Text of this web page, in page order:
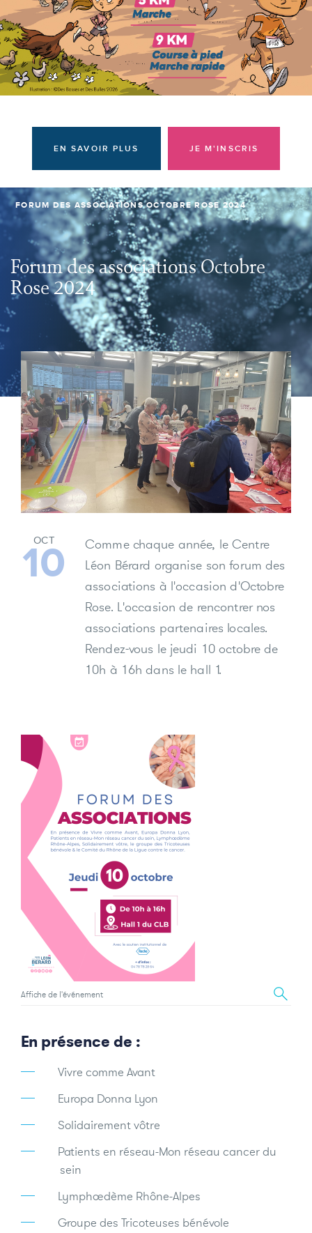
Actualités
Prendre rendez-vous
EN SAVOIR PLUS JE M'INSCRIS
FORUM DES ASSOCIATIONS OCTOBRE ROSE 2024
Forum des associations Octobre
Rose 2024
OCT
10
Comme chaque année, le Centre
Léon Bérard organise son forum des
associations à l'occasion d'Octobre
Rose. L'occasion de rencontrer nos
associations partenaires locales.
Rendez-vous le jeudi 10 octobre de
10h à 16h dans le hall 1.
Affiche de l'événement
En présence de :
Vivre comme Avant
Europa Donna Lyon
Solidairement vôtre
Patients en réseau-Mon réseau cancer du
sein
Lymphœdème Rhône-Alpes
Groupe des Tricoteuses bénévole